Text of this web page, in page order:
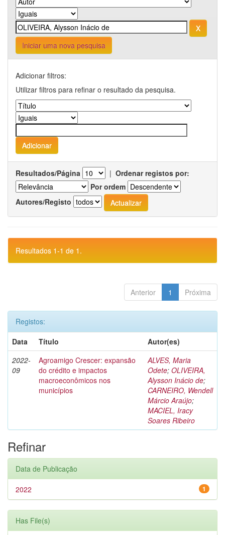
Iniciar uma nova pesquisa
Adicionar filtros:
Utilizar filtros para refinar o resultado da pesquisa.
Resultados/Página | Ordenar registos por:
Por ordem
Autores/Registo
Resultados 1-1 de 1.
Anterior 1 Próxima
Registos:
Data
Título
Autor(es)
2022-
09
Agroamigo Crescer: expansão
do crédito e impactos
macroeconômicos nos
municípios
ALVES, Maria
Odete; OLIVEIRA,
Alysson Inácio de;
CARNEIRO, Wendell
Márcio Araújo;
MACIEL, Iracy
Soares Ribeiro
Refinar
Data de Publicação
1
2022
Has File(s)